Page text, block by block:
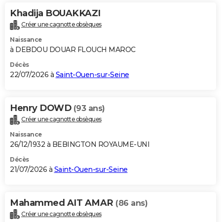
Khadija BOUAKKAZI
Créer une cagnotte obsèques
Naissance
à DEBDOU DOUAR FLOUCH MAROC
Décès
22/07/2026 à Saint-Ouen-sur-Seine
Henry DOWD (93 ans)
Créer une cagnotte obsèques
Naissance
26/12/1932 à BEBINGTON ROYAUME-UNI
Décès
21/07/2026 à Saint-Ouen-sur-Seine
Mahammed AIT AMAR (86 ans)
Créer une cagnotte obsèques